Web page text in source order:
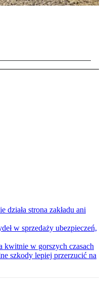
działa strona zakładu ani
w sprzedaży ubezpieczeń,
kwitnie w gorszych czasach
szkody lepiej przerzucić na